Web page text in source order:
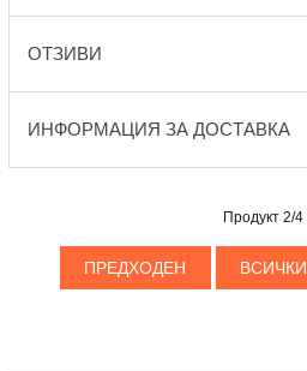
ОТЗИВИ
ИНФОРМАЦИЯ ЗА ДОСТАВКА
Продукт 2/4
ПРЕДХОДЕН ВСИЧКИ